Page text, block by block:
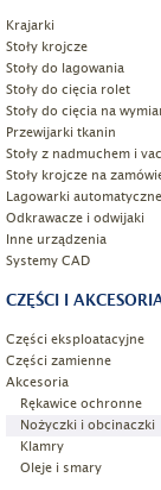
Krajarki
Stoły krojcze
Stoły do lagowania
Stoły do cięcia rolet
Stoły do cięcia na
Przewijarki tkanin
Stoły z nadmuchem i
Stoły krojcze na
Lagowarki automatyczne
Odkrawacze i odwijaki
Inne urządzenia
Systemy CAD
CZĘŚCI I
Części eksploatacyjne
Części zamienne
Akcesoria
Rękawice ochronne
Nożyczki i obcinaczki
Klamry
Oleje i smary